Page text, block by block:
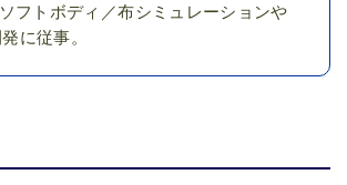
フトボディ／布シミュレーションや
に従事。